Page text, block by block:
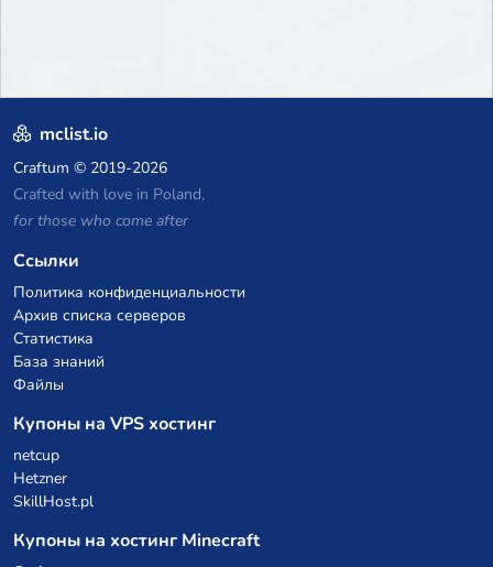
mclist.io
Craftum © 2019-2026
Crafted with love in Poland,
for those who come after
Ссылки
Политика конфиденциальности
Архив списка серверов
Статистика
База знаний
Файлы
Купоны на VPS хостинг
netcup
Hetzner
SkillHost.pl
Купоны на хостинг Minecraft